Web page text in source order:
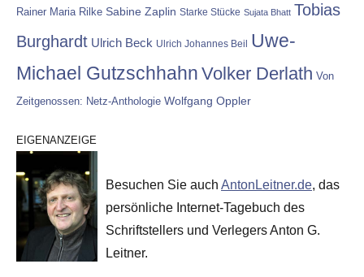
Rainer Maria Rilke Sabine Zaplin Starke Stücke Sujata Bhatt Tobias
Burghardt Ulrich Beck Ulrich Johannes Beil
Uwe-
Michael Gutzschhahn Volker Derlath Von
Zeitgenossen: Netz-Anthologie Wolfgang Oppler
EIGENANZEIGE
Besuchen Sie auch AntonLeitner.de, das
persönliche Internet-Tagebuch des
Schriftstellers und Verlegers Anton G.
Leitner.